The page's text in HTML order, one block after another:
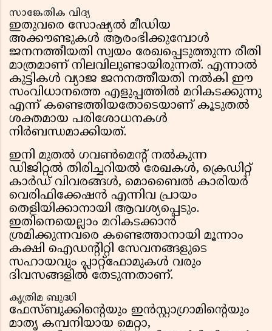
സാങ്കേതിക വിദ്യ
ഇതുവരെ സോഷ്യൽ മീഡിയ
അക്കൗണ്ടുകൾ ആരംഭിക്കുമ്പോൾ
ജനനത്തീയതി സ്വയം രേഖപ്പെടുത്തുന്ന രീതി
മാത്രമാണ് നിലവിലുണ്ടായിരുന്നത്. എന്നാൽ
കുട്ടികൾ വ്യാജ ജനനത്തീയതി നൽകി ഈ
സംവിധാനത്തെ എളുപ്പത്തിൽ മറികടക്കുന്നു
എന്ന് കണ്ടെത്തിയതോടെയാണ് കൂടുതൽ
ശക്തമായ പരിശോധനകൾ
നിർബന്ധമാക്കിയത്.
ഇനി മുതൽ ഗവൺമെന്റ് നൽകുന്ന
ഡിജിറ്റൽ തിരിച്ചറിയൽ രേഖകൾ, ക്രെഡിറ്റ്
കാർഡ് വിവരങ്ങൾ, മൊബൈൽ കാരിയർ
വെരിഫിക്കേഷൻ എന്നിവ പ്രായം
തെളിയിക്കാനായി ആവശ്യപ്പെടും.
ഇതിനെയെല്ലാം മറികടക്കാൻ
ശ്രമിക്കുന്നവരെ കണ്ടെത്താനായി മൂന്നാം
കക്ഷി ഐഡന്റിറ്റി സേവനങ്ങളുടെ
സഹായവും പ്ലാറ്റ്‌ഫോമുകൾ വരും
ദിവസങ്ങളിൽ തേടുന്നതാണ്.
കൃത്രിമ ബുദ്ധി
ഫേസ്ബുക്കിന്റെയും ഇൻസ്റ്റാഗ്രാമിന്റെയും
മാതൃ കമ്പനിയായ മെറ്റാ,